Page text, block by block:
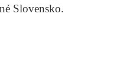
Slovensko.